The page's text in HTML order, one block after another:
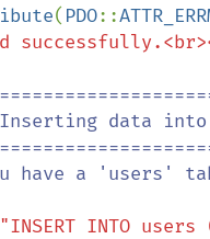
( PDO::
"INSERT INTO